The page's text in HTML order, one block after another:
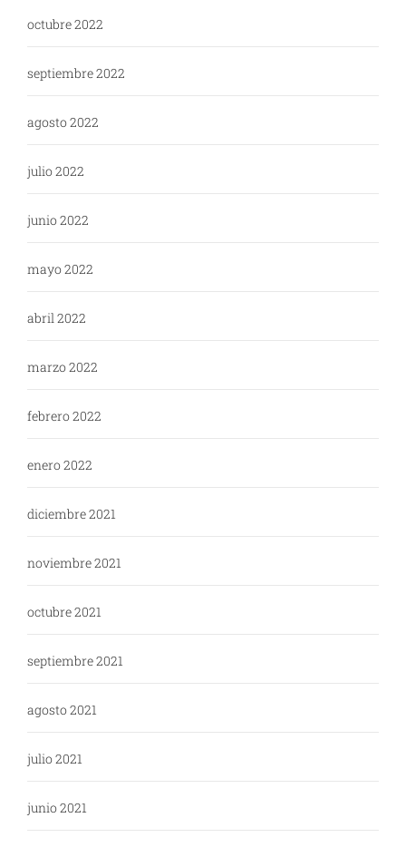
octubre 2022
septiembre 2022
agosto 2022
julio 2022
junio 2022
mayo 2022
abril 2022
marzo 2022
febrero 2022
enero 2022
diciembre 2021
noviembre 2021
octubre 2021
septiembre 2021
agosto 2021
julio 2021
junio 2021